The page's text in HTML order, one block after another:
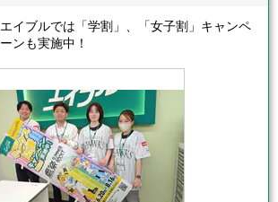
エイブルでは「学割」、「女子割」キャンペ
ーンも実施中！